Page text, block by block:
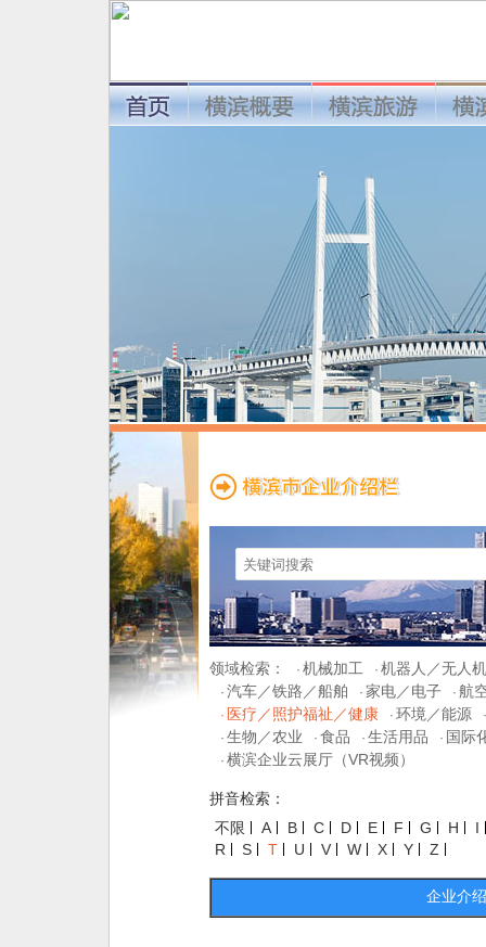
领域检索： · 机械加工 · 机器人／无人机
· 汽车／铁路／船舶 · 家电／电子 · 航
· 医疗／照护福祉／健康 · 环境／能源
·
· 生物／农业 · 食品 · 生活用品 · 国际
· 横滨企业云展厅（VR视频）
拼音检索：
不限
A B C D E F G H
I
R
S T U V W X Y Z
企业介绍